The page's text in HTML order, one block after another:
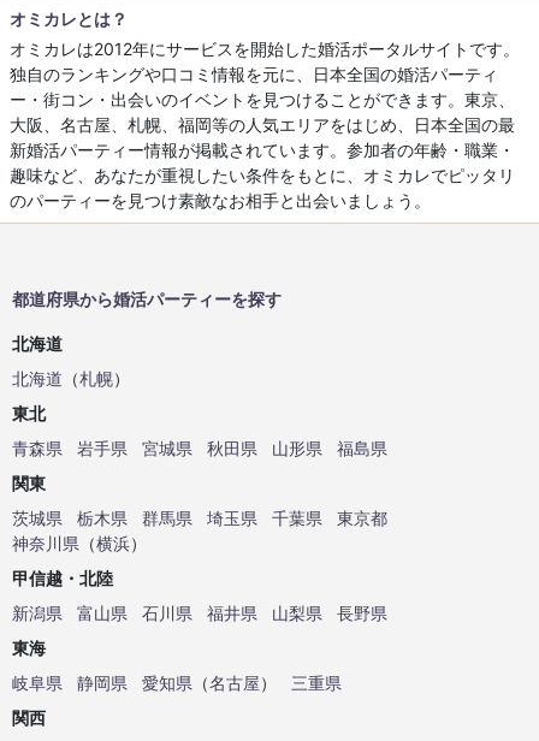
オミカレとは？
オミカレは2012年にサービスを開始した婚活ポータルサイトです。
独自のランキングや口コミ情報を元に、日本全国の婚活パーティ
ー・街コン・出会いのイベントを見つけることができます。東京、
大阪、名古屋、札幌、福岡等の人気エリアをはじめ、日本全国の最
新婚活パーティー情報が掲載されています。参加者の年齢・職業・
趣味など、あなたが重視したい条件をもとに、オミカレでピッタリ
のパーティーを見つけ素敵なお相手と出会いましょう。
都道府県から婚活パーティーを探す
北海道
北海道 （札幌）
東北
青森県
岩手県 宮城県 秋田県 山形県
福島県
関東
茨城県
栃木県 群馬県 埼玉県 千葉県
東京都
神奈川県 （横浜）
甲信越・北陸
新潟県
富山県 石川県 福井県 山梨県
長野県
東海
岐阜県
静岡県 愛知県 （名古屋）
三重県
関西